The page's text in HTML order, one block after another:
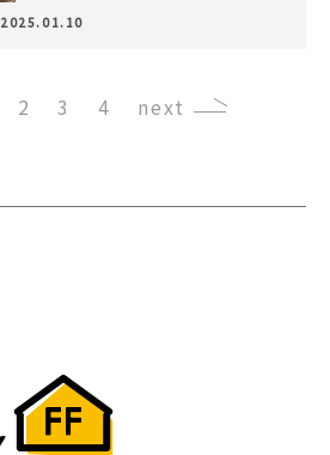
2025.01.10
2 3 4 ›